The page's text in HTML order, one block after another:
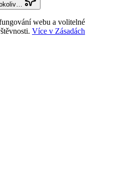
webu a volitelné
Více v Zásadách